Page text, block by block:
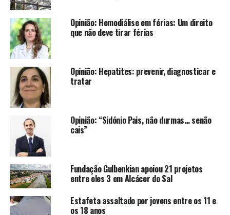
Opinião: Hemodiálise em férias: Um direito
que não deve tirar férias
Opinião: Hepatites: prevenir, diagnosticar e
tratar
Opinião: “Sidónio Pais, não durmas… senão
cais”
Fundação Gulbenkian apoiou 21 projetos
entre eles 3 em Alcácer do Sal
Estafeta assaltado por jovens entre os 11 e
os 18 anos